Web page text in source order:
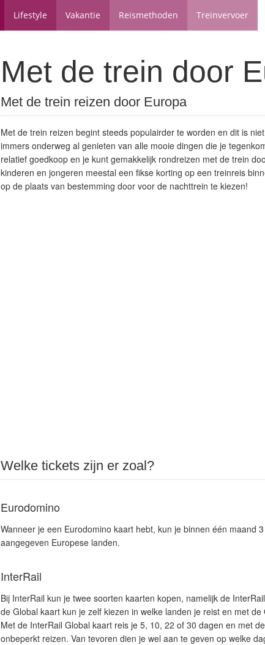
Lifestyle Vakantie Reismethoden Treinvervoer
Met de trein door
Met de trein reizen door Europa
Met de trein reizen begint steeds populairder te worden en dit is
immers onderweg al genieten van alle mooie dingen die je
relatief goedkoop en je kunt gemakkelijk rondreizen met de trein
kinderen en jongeren meestal een fikse korting op een treinreis
op de plaats van bestemming door voor de nachttrein te kiezen!
Welke tickets zijn er zoal?
Eurodomino
Wanneer je een Eurodomino kaart hebt, kun je binnen één maand
aangegeven Europese landen.
InterRail
Bij InterRail kun je twee soorten kaarten kopen, namelijk de
de Global kaart kun je zelf kiezen in welke landen je reist en met
Met de InterRail Global kaart reis je 5, 10, 22 of 30 dagen en met
onbeperkt reizen. Van tevoren dien je wel aan te geven op welke